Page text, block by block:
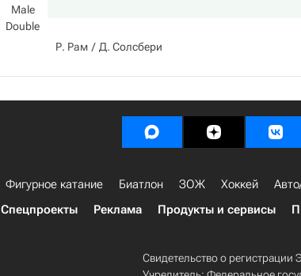
Male
Double
Р. Рам Д. Солсбери
Фигурное катание Биатлон ЗОЖ Хоккей
Спецпроекты
Реклама Продукты и сервисы
Свидетельство о